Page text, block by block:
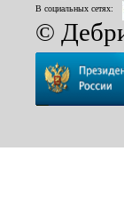
В социальных сетях:
©